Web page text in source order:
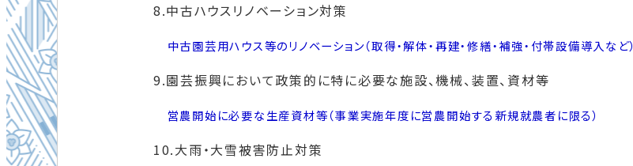
8.中古ハウスリノベーション対策
中古園芸用ハウス等のリノベーション（取得・解体・再建・修繕・補強・付帯設備導入など）
9.園芸振興において政策的に特に必要な施設、機械、装置、資材等
営農開始に必要な生産資材等（事業実施年度に営農開始する新規就農者に限る）
10.大雨・大雪被害防止対策